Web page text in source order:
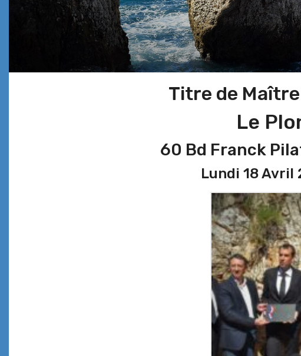
Titre de
Le
60 Bd Franck
Lundi 18 Avril